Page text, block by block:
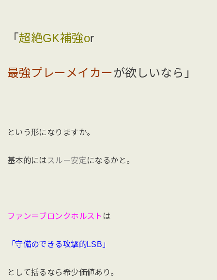
「超絶GK補強or
最強プレーメイカーが欲しいなら」
という形になりますか。
基本的には スルー安定になるかと。
ファン＝ブロンクホルスト は
「守備のできる攻撃的LSB」
として括るなら希少価値あり。